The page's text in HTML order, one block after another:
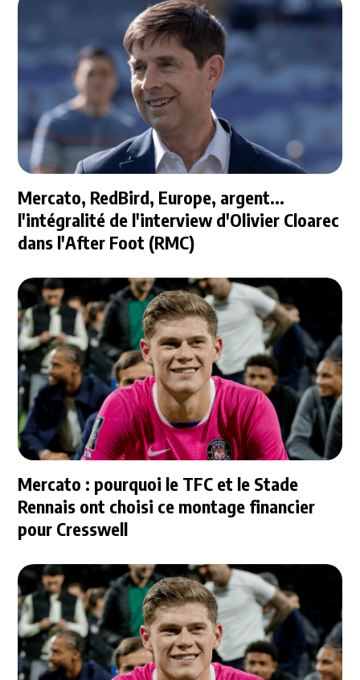
Mercato, RedBird, Europe, argent...
l'intégralité de l'interview d'Olivier Cloarec
dans l'After Foot (RMC)
Mercato : pourquoi le TFC et le Stade
Rennais ont choisi ce montage financier
pour Cresswell